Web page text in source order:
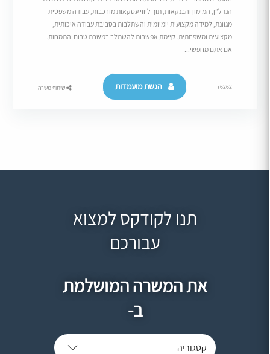
הנדל”ן, המימון והבנקאות, תוך ליווי עסקאות מורכבות, עבודה משפטית
מגוונת, למידה מקצועית יומיומית והשתלבות בסביבת עבודה איכותית,
מקצועית ומשפחתית. קיימת אפשרות להשתלב במשרת טרום-התמחות.
אם אתם מחפשי...
76262 הגשת מועמדות שיתוף משרה
תנו לקודקס למצוא
עבורכם
את המשרה המושלמת
ב-
קטגוריה